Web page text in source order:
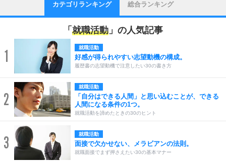
カテゴリランキング 総合ランキング
「 就職活動 」の人気記事
1 就職活動
好感が得られやすい志望動機の構成。
履歴書の志望動機で注意したい30の書き方
2
就職活動
「自分はできる人間」と思い込むことが、できる
人間になる条件の1つ。
就職活動を諦めたときの30のヒント
3 就職活動
面接で欠かせない、メラビアンの法則。
就職面接でまず押さえたい30の基本マナー